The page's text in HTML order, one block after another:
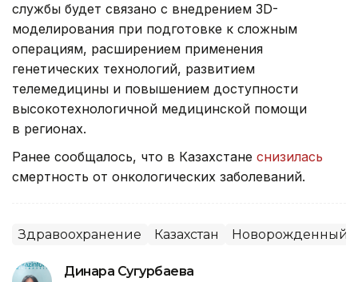
службы будет связано с внедрением 3D-
моделирования при подготовке к сложным
операциям, расширением применения
генетических технологий, развитием
телемедицины и повышением доступности
высокотехнологичной медицинской помощи
в регионах.
Ранее сообщалось, что в Казахстане снизилась
смертность от онкологических заболеваний.
Здравоохранение Казахстан Новорожденный
Динара Сугурбаева